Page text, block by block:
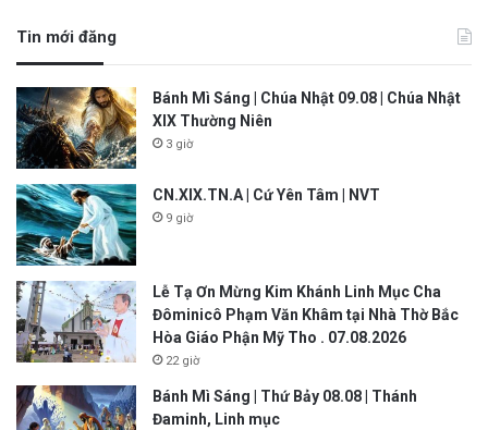
Tin mới đăng
Bánh Mì Sáng | Chúa Nhật 09.08 | Chúa Nhật
XIX Thường Niên
3 giờ
CN.XIX.TN.A | Cứ Yên Tâm | NVT
9 giờ
Lễ Tạ Ơn Mừng Kim Khánh Linh Mục Cha
Đôminicô Phạm Văn Khâm tại Nhà Thờ Bắc
Hòa Giáo Phận Mỹ Tho . 07.08.2026
22 giờ
Bánh Mì Sáng | Thứ Bảy 08.08 | Thánh
Đaminh, Linh mục